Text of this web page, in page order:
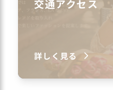
交通アクセス
詳しく見る